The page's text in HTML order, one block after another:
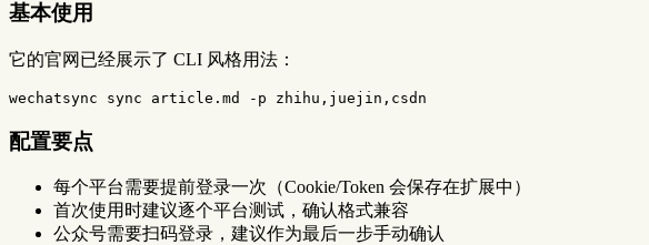
基本使用
它的官网已经展示了 CLI 风格用法：
wechatsync sync article.md -p
配置要点
每个平台需要提前登录一次（Cookie/Token 会保存在扩展中）
首次使用时建议逐个平台测试，确认格式兼容
公众号需要扫码登录，建议作为最后一步手动确认